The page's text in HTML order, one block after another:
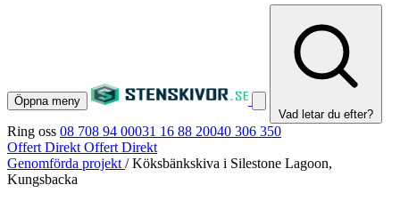
Öppna meny
Vad letar du efter?
Ring oss 08 708 94 00031 16 88 20040 306 350
Offert Direkt Offert Direkt
Genomförda projekt / Köksbänkskiva i Silestone Lagoon,
Kungsbacka